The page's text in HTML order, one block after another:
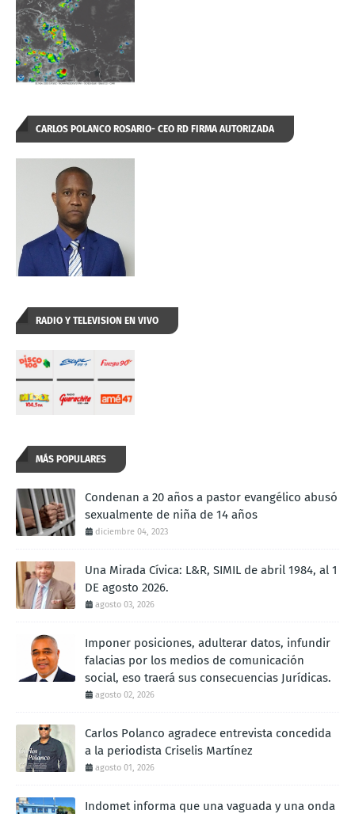
CARLOS POLANCO ROSARIO- CEO RD FIRMA AUTORIZADA
RADIO Y TELEVISION EN VIVO
MÁS POPULARES
Condenan a 20 años a pastor evangélico abusó
sexualmente de niña de 14 años
diciembre 04, 2023
Una Mirada Cívica: L&R, SIMIL de abril 1984, al 1
DE agosto 2026.
agosto 03, 2026
Imponer posiciones, adulterar datos, infundir
falacias por los medios de comunicación
social, eso traerá sus consecuencias Jurídicas.
agosto 02, 2026
Carlos Polanco agradece entrevista concedida
a la periodista Criselis Martínez
agosto 01, 2026
Indomet informa que una vaguada y una onda